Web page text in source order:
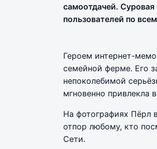
самоотдачей.
пользователей по
Героем интернет-
семейной ферме. Его
непоколебимой
мгновенно привлекла
На фотографиях Пёрл
отпор любому, кто
Сети.